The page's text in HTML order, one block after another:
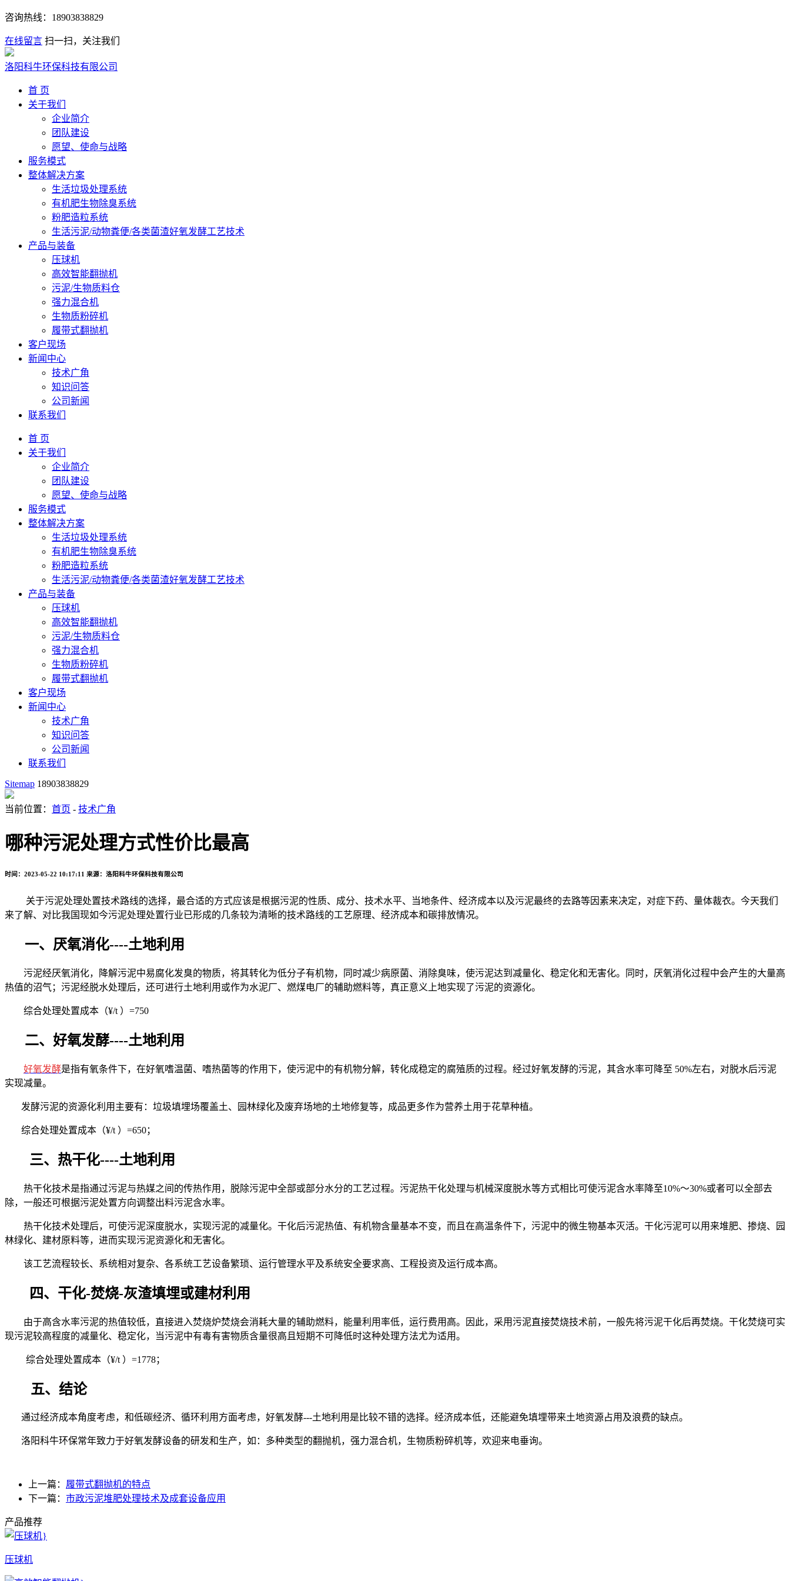
咨询热线： 18903838829
在线留言 扫一扫，关注我们
洛阳科牛环保科技有限公司
首 页
关于我们
企业简介
团队建设
愿望、使命与战略
服务模式
整体解决方案
生活垃圾处理系统
有机肥生物除臭系统
粉肥造粒系统
生活污泥/动物粪便/各类菌渣好氧发酵工艺技术
产品与装备
压球机
高效智能翻抛机
污泥/生物质料仓
强力混合机
生物质粉碎机
履带式翻抛机
客户现场
新闻中心
技术广角
知识问答
公司新闻
联系我们
首 页
关于我们
企业简介
团队建设
愿望、使命与战略
服务模式
整体解决方案
生活垃圾处理系统
有机肥生物除臭系统
粉肥造粒系统
生活污泥/动物粪便/各类菌渣好氧发酵工艺技术
产品与装备
压球机
高效智能翻抛机
污泥/生物质料仓
强力混合机
生物质粉碎机
履带式翻抛机
客户现场
新闻中心
技术广角
知识问答
公司新闻
联系我们
Sitemap 18903838829
当前位置： 首页 - 技术广角
哪种污泥处理方式性价比最高
时间：2023-05-22 10:17:11 来源：洛阳科牛环保科技有限公司
关于污泥处理处置技术路线的选择，最合适的方式应该是根据污泥的性质、成分、技术水平、当地条件、经济成本以及污泥最终的去路等因素来决定，对症下药、量体裁衣。 今天我们
来了解、对比我国现如今污泥处理处置行业已形成的几条较为清晰的技术路线的工艺原理、经济成本和碳排放情况。
一、厌氧消化----土地利用
污泥经厌氧消化，降解污泥中易腐化发臭的物质，将其转化为低分子有机物，同时减少病原菌、消除臭味，使污泥达到减量化、稳定化和无害化。同时，厌氧消化过程中会产生的大量高
热值的沼气；污泥经脱水处理后，还可进行土地利用或作为水泥厂、燃煤电厂的辅助燃料等，真正意义上地实现了污泥的资源化。
综合处理处置成本（¥/t ） =750
二、好氧发酵----土地利用
好氧发酵是指有氧条件下，在好氧嗜温菌、嗜热菌等的作用下，使污泥中的有机物分解，转化成稳定的腐殖质的过程。经过好氧发酵的污泥，其含水率可降至 50%左右，对脱水后污泥
实现减量。
发酵污泥的资源化利用主要有：垃圾填埋场覆盖土、园林绿化及废弃场地的土地修复等，成品更多作为营养土用于花草种植。
综合处理处置成本（¥/t ） =650；
三、热干化----土地利用
热干化技术是指通过污泥与热媒之间的传热作用，脱除污泥中全部或部分水分的工艺过程。污泥热干化处理与机械深度脱水等方式相比可使污泥含水率降至10%～30%或者可以全部去
除，一般还可根据污泥处置方向调整出料污泥含水率。
热干化技术处理后，可使污泥深度脱水，实现污泥的减量化。干化后污泥热值、有机物含量基本不变，而且在高温条件下，污泥中的微生物基本灭活。干化污泥可以用来堆肥、掺烧、园
林绿化、建材原料等，进而实现污泥资源化和无害化。
该工艺流程较长、系统相对复杂、各系统工艺设备繁琐、运行管理水平及系统安全要求高、工程投资及运行成本高。
四、 干化-焚烧-灰渣填埋或建材利用
由于高含水率污泥的热值较低，直接进入焚烧炉焚烧会消耗大量的辅助燃料，能量利用率低，运行费用高。因此，采用污泥直接焚烧技术前，一般先将污泥干化后再焚烧。干化焚烧可实
现污泥较高程度的减量化、稳定化，当污泥中有毒有害物质含量很高且短期不可降低时这种处理方法尤为适用。
综合处理处置成本（¥/t ） =1778；
五、结论
通过经济成本角度考虑， 和低碳经济、循环利用方面考虑，好氧发酵---土地利用是比较不错的选择。经济成本低， 还能避免填埋带来土地资源占用及浪费的缺点。
洛阳科牛环保常年致力于好氧发酵设备的研发和生产，如：多种类型的翻抛机，强力混合机，生物质粉碎机等，欢迎来电垂询。
上一篇： 履带式翻抛机的特点
下一篇： 市政污泥堆肥处理技术及成套设备应用
产品推荐
压球机